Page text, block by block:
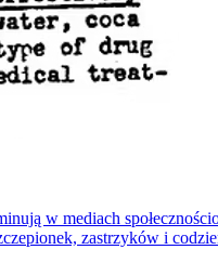
w mediach
zastrzyków i